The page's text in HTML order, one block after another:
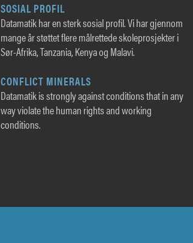
SOSIAL PROFIL
Datamatik har en sterk sosial profil. Vi har gjennom
mange år støttet flere målrettede skoleprosjekter i
Sør-Afrika, Tanzania, Kenya og Malavi.
CONFLICT MINERALS
Datamatik is strongly against conditions that in any
way violate the human rights and working
conditions.